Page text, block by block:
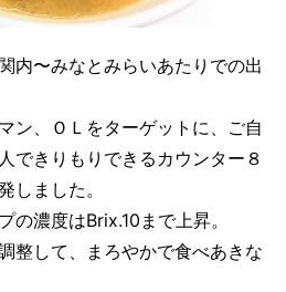
内〜みなとみらいあたりでの出
ン、ＯＬをターゲットに、ご自
できりもりできるカウンター８
しました。
の濃度はBrix.10まで上昇。
整して、まろやかで食べあきな